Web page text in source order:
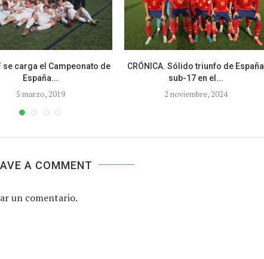
se carga el Campeonato de
España...
5 marzo, 2019
CRÓNICA. Sólido triunfo de España
sub-17 en el...
2 noviembre, 2024
A COMMENT
un comentario.